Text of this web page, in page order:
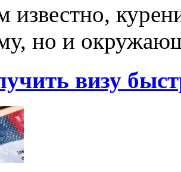
известно,
но и
визу